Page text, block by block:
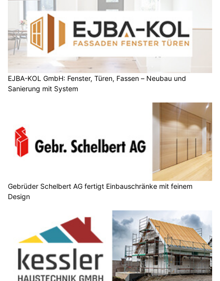
EJBA-KOL GmbH: Fenster, Türen, Fassen – Neubau und
Sanierung mit System
Gebrüder Schelbert AG fertigt Einbauschränke mit feinem
Design